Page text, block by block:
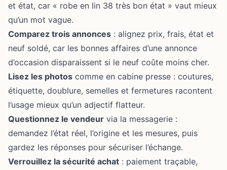
et état, car « robe en lin 38 très bon état » vaut mieux
qu’un mot vague.
Comparez trois annonces : alignez prix, frais, état et
neuf soldé, car les bonnes affaires d’une annonce
d’occasion disparaissent si le neuf coûte moins cher.
Lisez les photos comme en cabine presse : coutures,
étiquette, doublure, semelles et fermetures racontent
l’usage mieux qu’un adjectif flatteur.
Questionnez le vendeur via la messagerie :
demandez l’état réel, l’origine et les mesures, puis
gardez les réponses pour sécuriser l’échange.
Verrouillez la sécurité achat : paiement traçable,